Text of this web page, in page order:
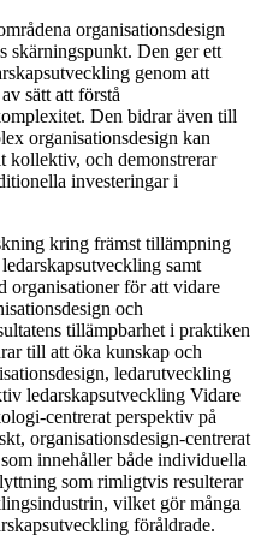
organisationsdesign
skärningspunkt. Den ger ett
genom att
sätt att förstå
Den bidrar även till
organisationsdesign kan
kollektiv, och demonstrerar
investeringar i
kring främst tillämpning
samt
organisationer för att vidare
och
tillämpbarhet i praktiken
till att öka kunskap och
ledarutveckling
ledarskapsutveckling Vidare
centrerat perspektiv på
organisationsdesign-centrerat
innehåller både individuella
som rimligtvis resulterar
vilket gör många
föråldrade.